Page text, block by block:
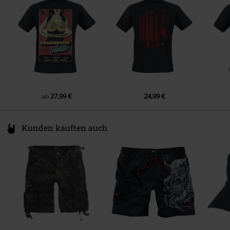
Farbe
schwarz
www.rammsteinshop.com
ab 27,99 € 24,99 €
Kunden kauften auch